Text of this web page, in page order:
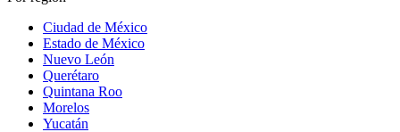
Ciudad de México
Estado de México
Nuevo León
Querétaro
Quintana Roo
Morelos
Yucatán